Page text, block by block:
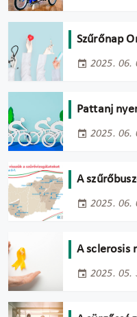
Szűrőnap
2025. 06.
Pattanj
2025. 06.
A
2025. 06.
A sclerosis
2025. 05.